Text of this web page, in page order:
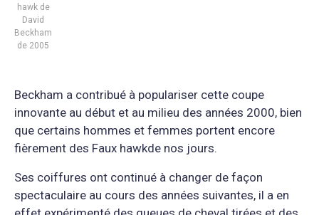
hawk de
David
Beckham
de 2005
Beckham a contribué à populariser cette coupe
innovante au début et au milieu des années 2000, bien
que certains hommes et femmes portent encore
fièrement des Faux hawkde nos jours.
Ses coiffures ont continué à changer de façon
spectaculaire au cours des années suivantes, il a en